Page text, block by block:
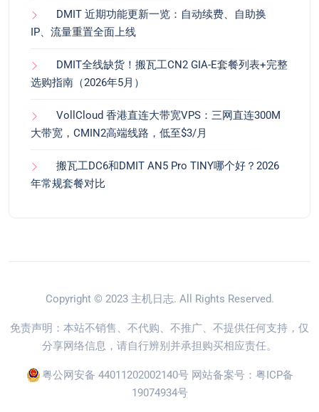
DMIT 近期功能更新一览：自动续费、自助换
IP、流量重置全面上线
DMIT全线缺货！搬瓦工CN2 GIA-E套餐列表+完整
选购指南（2026年5月）
VollCloud 香港直连大带宽VPS：三网直连300M
大带宽，CMIN2高端线路，低至$3/月
搬瓦工DC6和DMIT AN5 Pro TINY哪个好？2026
年常规套餐对比
Copyright © 2023 主机日志. All Rights Reserved.
免责声明：本站不销售、不代购、不推广、不提供任何支持，仅
分享网络信息，请自行辨别并承担购买相应责任。
粤公网安备 44011202002140号 网站备案号： 粤ICP备
19074934号